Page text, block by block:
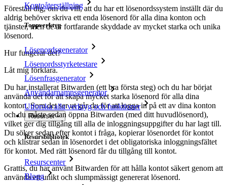
Kontoåterställning
Toppverktyg
Lösenordsgenerator
Lösenordsstyrketestare
Lösenfrasgenerator
Användarnamnsgenerator
Utforska alla verktyg och funktioner
Resurser
Resursbibliotek
Resurscenter
Blogg
Föreställ dig, om du vill, att du har ett lösenordssystem inställt där du
aldrig behöver skriva ett enda lösenord för alla dina konton och
tjänster, men de är fortfarande skyddade av mycket starka och unika
lösenord.
Hur fungerar det?
Låt mig förklara.
Du har installerat Bitwarden (ett bra första steg) och du har börjat
använda det för att skapa mycket starka lösenord för alla dina
konton. Som det ser ut går du för att logga in på ett av dina konton
och du måste sedan öppna Bitwarden (med ditt huvudlösenord),
vilket ger dig tillgång till alla de inloggningsuppgifter du har lagt till.
Du söker sedan efter kontot i fråga, kopierar lösenordet för kontot
och klistrar sedan in lösenordet i det obligatoriska inloggningsfältet
för kontot. Med rätt lösenord får du tillgång till kontot.
Grattis, du har använt Bitwarden för att hålla kontot säkert genom att
använda ett unikt och slumpmässigt genererat lösenord.